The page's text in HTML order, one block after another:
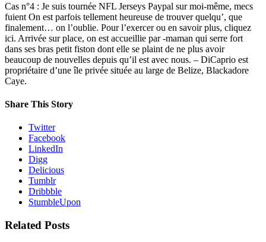
Cas n°4 : Je suis tournée NFL Jerseys Paypal sur moi-même, mecs
fuient On est parfois tellement heureuse de trouver quelqu’, que
finalement… on l’oublie. Pour l’exercer ou en savoir plus, cliquez
ici. Arrivée sur place, on est accueillie par -maman qui serre fort
dans ses bras petit fiston dont elle se plaint de ne plus avoir
beaucoup de nouvelles depuis qu’il est avec nous. – DiCaprio est
propriétaire d’une île privée située au large de Belize, Blackadore
Caye.
Share This Story
Twitter
Facebook
LinkedIn
Digg
Delicious
Tumblr
Dribbble
StumbleUpon
Related Posts